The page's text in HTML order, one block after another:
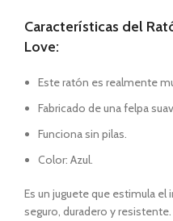
Características del
Love:
Este ratón es realmente
Fabricado de una felpa
Funciona sin pilas.
Color: Azul.
Es un juguete que estimula
seguro, duradero y resistente.